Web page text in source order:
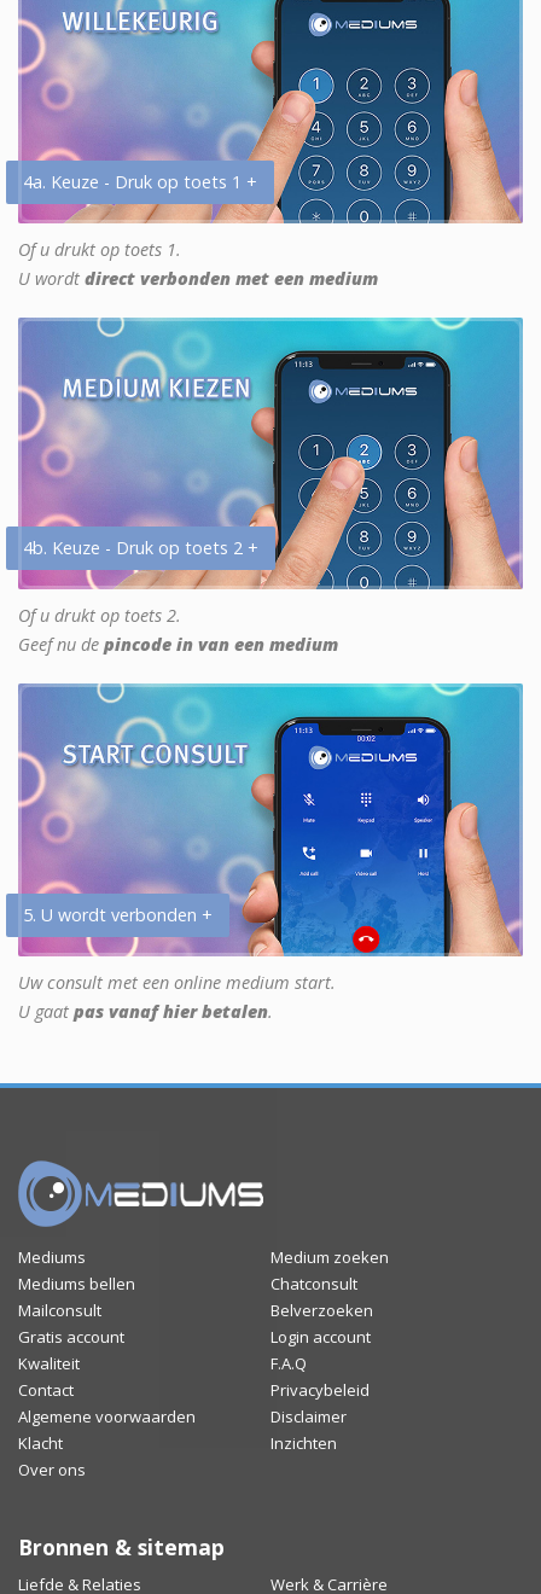
4a. Keuze - Druk op toets 1 +
Of u drukt op toets 1.
U wordt direct verbonden met een medium
4b. Keuze - Druk op toets 2 +
Of u drukt op toets 2.
Geef nu de pincode in van een medium
5. U wordt verbonden +
Uw consult met een online medium start.
U gaat pas vanaf hier betalen.
Mediums
Medium zoeken
Mediums bellen
Chatconsult
Mailconsult
Belverzoeken
Gratis account
Login account
Kwaliteit
F.A.Q
Contact
Privacybeleid
Algemene voorwaarden
Disclaimer
Klacht
Inzichten
Over ons
Bronnen & sitemap
Liefde & Relaties Werk & Carrière